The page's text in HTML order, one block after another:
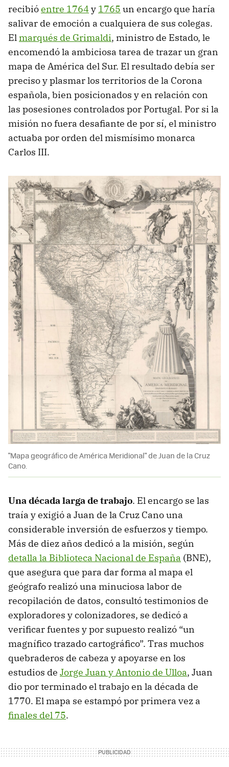
recibióentre 1764 y 1765 un encargo que haría
salivar de emoción a cualquiera de sus colegas.
Elmarqués de Grimaldi, ministro de Estado, le
encomendó la ambiciosa tarea de trazar un gran
mapa de América del Sur. El resultado debía ser
preciso y plasmar los territorios de la Corona
española, bien posicionados y en relación con
las posesiones controlados por Portugal. Por si la
misión no fuera desafiante de por sí, el ministro
actuaba por orden del mismísimo monarca
Carlos III.
"Mapa geográfico de América Meridional" de Juan de la Cruz
Cano.
Una década larga de trabajo. El encargo se las
traía y exigió a Juan de la Cruz Cano una
considerable inversión de esfuerzos y tiempo.
Más de diez años dedicó a la misión, según
detalla la Biblioteca Nacional de España (BNE),
que asegura que para dar forma al mapa el
geógrafo realizó una minuciosa labor de
recopilación de datos, consultó testimonios de
exploradores y colonizadores, se dedicó a
verificar fuentes y por supuesto realizó “un
magnífico trazado cartográfico”. Tras muchos
quebraderos de cabeza y apoyarse en los
estudios de Jorge Juan y Antonio de Ulloa, Juan
dio por terminado el trabajo en la década de
1770. El mapa se estampó por primera vez a
finales del 75.